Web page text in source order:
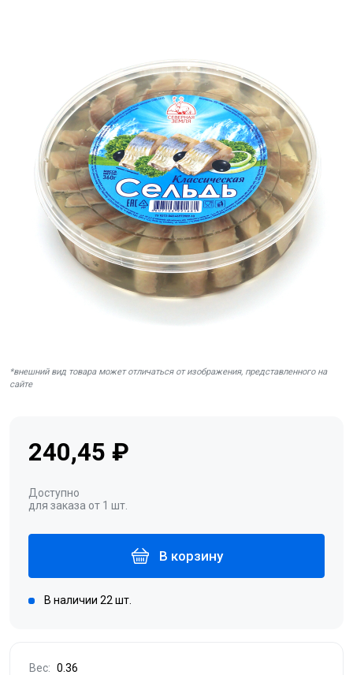
*внешний вид товара может отличаться от изображения, представленного на
сайте
240,45 ₽
Доступно
для заказа от 1 шт.
В корзину
В наличии 22 шт.
Вес: 0.36